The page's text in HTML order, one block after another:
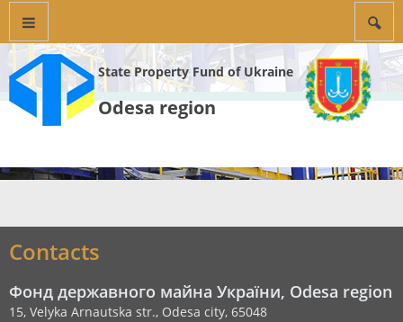
State Property Fund of Ukraine
Odesa region
Contacts
Фонд державного майна України, Odesa region
15, Velyka Arnautska str., Odesa city, 65048